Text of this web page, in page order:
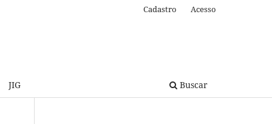
JIG Buscar
Cadastro Acesso